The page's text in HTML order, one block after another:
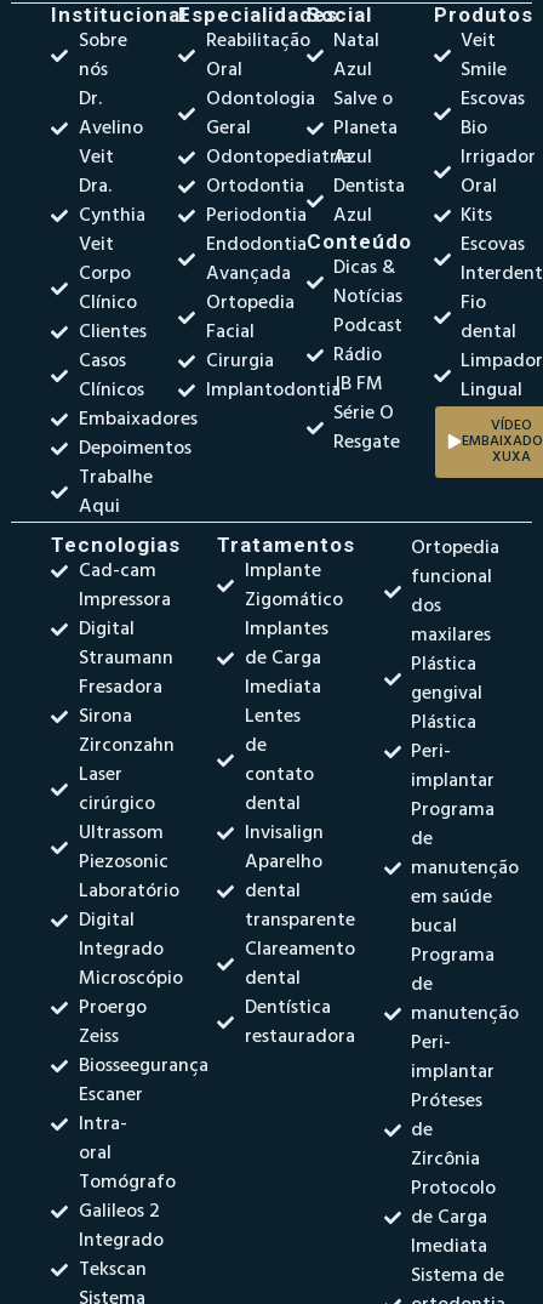
Institucional
Sobre
nós
Dr.
Avelino
Veit
Dra.
Cynthia
Veit
Corpo
Clínico
Clientes
Casos
Clínicos
Embaixadores
Depoimentos
Trabalhe
Aqui
Especialidades
Reabilitação
Oral
Odontologia
Geral
Odontopediatria
Ortodontia
Periodontia
Endodontia
Avançada
Ortopedia
Facial
Cirurgia
Implantodontia
Social
Natal
Azul
Salve o
Planeta
Azul
Dentista
Azul
Conteúdo
Dicas &
Notícias
Podcast
Rádio
JB FM
Série O
Resgate
Produtos
Veit
Smile
Escovas
Bio
Irrigador
Oral
Kits
Escovas
Fio
dental
Limpador
Lingual
VÍDEO
XUXA
Tecnologias
Cad-cam
Impressora
Digital
Straumann
Fresadora
Sirona
Zirconzahn
Laser
cirúrgico
Ultrassom
Piezosonic
Laboratório
Digital
Integrado
Microscópio
Proergo
Zeiss
Biosseegurança
Escaner
Intra-
oral
Tomógrafo
Galileos 2
Integrado
Tekscan
Tratamentos
Implante
Zigomático
Implantes
de Carga
Imediata
Lentes
de
contato
dental
Invisalign
Aparelho
dental
transparente
Clareamento
dental
Dentística
restauradora
Ortopedia
funcional
dos
maxilares
Plástica
gengival
Plástica
Peri-
implantar
Programa
de
manutenção
em saúde
bucal
Programa
de
manutenção
Peri-
implantar
Próteses
de
Zircônia
Protocolo
de Carga
Imediata
Sistema de